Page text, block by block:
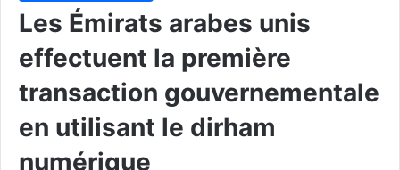
Les Émirats arabes unis
effectuent la première
transaction gouvernementale
en utilisant le dirham
numérique